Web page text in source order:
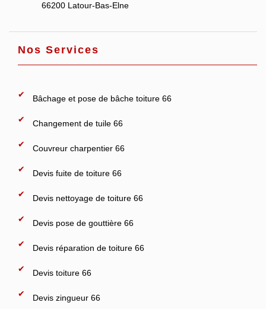
66200 Latour-Bas-Elne
Nos Services
Bâchage et pose de bâche toiture 66
Changement de tuile 66
Couvreur charpentier 66
Devis fuite de toiture 66
Devis nettoyage de toiture 66
Devis pose de gouttière 66
Devis réparation de toiture 66
Devis toiture 66
Devis zingueur 66